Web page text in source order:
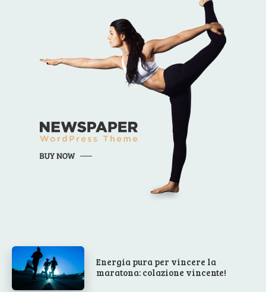
Energia pura per vincere la
maratona: colazione vincente!